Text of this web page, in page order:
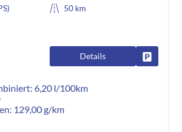
50 km
Details
6,20 l/100km
129,00 g/km